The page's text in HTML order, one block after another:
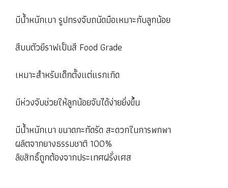
มีน้ำหนักเบา รูปทรงจับถนัดมือเหมาะกับลูกน้อย
สีบนตัวยีราฟเป็นสี Food Grade
เหมาะสำหรับเด็กตั้งแต่แรกเกิด
มีห่วงจับช่วยให้ลูกน้อยจับได้ง่ายยิ่งขึ้น
มีน้ำหนักเบา ขนาดกะทัดรัด สะดวกในการพกพา
ผลิตจากยางธรรมชาติ 100%
ลิขสิทธิ์ถูกต้องจากประเทศฝรั่งเศส